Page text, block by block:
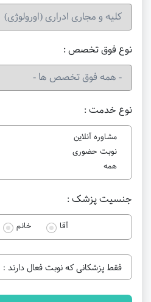
نوع خدمت :
مشاوره آنلاین
نوبت حضوری
همه
نوع فوق تخصص :
جنسیت پزشک :
آقا خانم
فقط پزشکانی که نوبت فعال دارند :